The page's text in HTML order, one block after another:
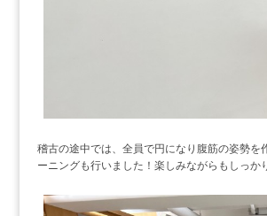
稽古の途中では、全員で円になり腹筋の姿勢
ーニングも行いました！楽しみながらもしっ